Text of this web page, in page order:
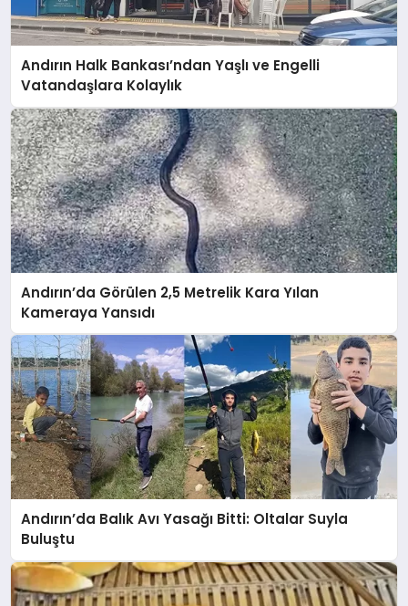
Andırın Halk Bankası’ndan Yaşlı ve Engelli
Vatandaşlara Kolaylık
Andırın’da Görülen 2,5 Metrelik Kara Yılan
Kameraya Yansıdı
Andırın’da Balık Avı Yasağı Bitti: Oltalar Suyla
Buluştu